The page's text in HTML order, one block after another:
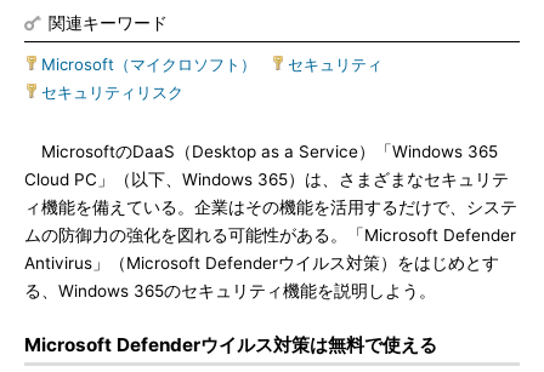
関連キーワード
Microsoft（マイクロソフト） セキュリティ
セキュリティリスク
MicrosoftのDaaS（Desktop as a Service）「Windows 365
Cloud PC」（以下、Windows 365）は、さまざまなセキュリテ
ィ機能を備えている。企業はその機能を活用するだけで、システ
ムの防御力の強化を図れる可能性がある。「Microsoft Defender
Antivirus」（Microsoft Defenderウイルス対策）をはじめとす
る、Windows 365のセキュリティ機能を説明しよう。
Microsoft Defenderウイルス対策は無料で使える